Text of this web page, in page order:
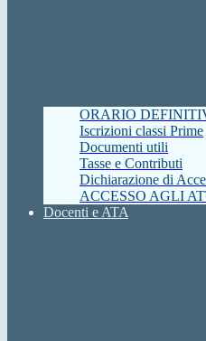
ORARIO
Iscrizioni classi Prime
Documenti utili
Tasse e Contributi
Dichiarazione di
ACCESSO AGLI
Docenti e ATA